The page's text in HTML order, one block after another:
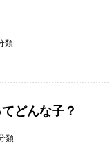
類
どんな子？
類